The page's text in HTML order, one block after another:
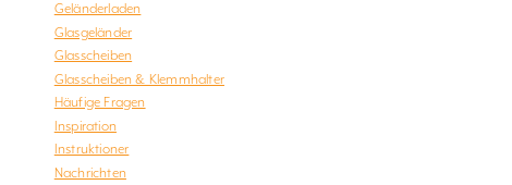
Geländerladen
Glasgeländer
Glasscheiben
Glasscheiben & Klemmhalter
Häufige Fragen
Inspiration
Instruktioner
Nachrichten